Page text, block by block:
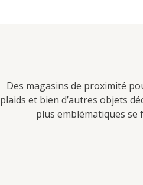
Des magasins de proximité
plaids et bien d’autres objets
plus emblématiques se